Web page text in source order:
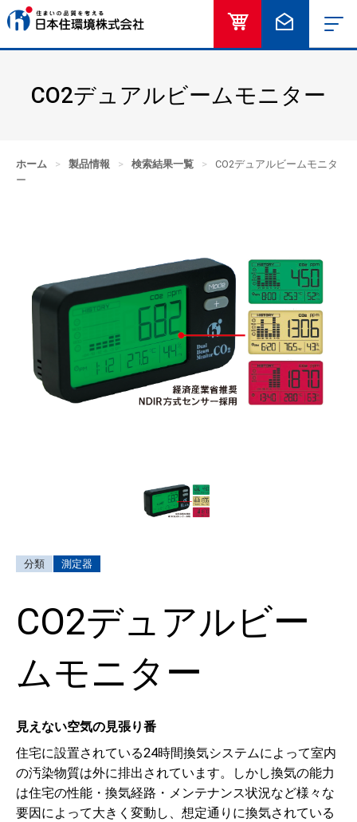
オンラインショ
CO2デュアルビームモニター
ホーム > 製品情報 > 検索結果一覧 >
CO2デュアルビームモニタ
ー
測定器
CO2デュアルビー
ムモニター
見えない空気の見張り番
住宅に設置されている24時間換気システムによって室内
の汚染物質は外に排出されています。しかし換気の能力
は住宅の性能・換気経路・メンテナンス状況など様々な
要因によって大きく変動し、想定通りに換気されている